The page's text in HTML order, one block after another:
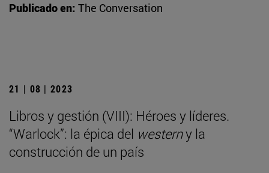
Publicado en: The Conversation
21 | 08 | 2023
Libros y gestión (VIII): Héroes y líderes.
“Warlock”: la épica del westerny la
construcción de un país